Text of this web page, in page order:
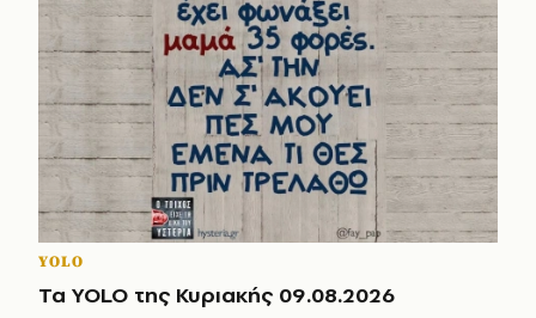
YOLO
Τα YOLO της Κυριακής 09.08.2026